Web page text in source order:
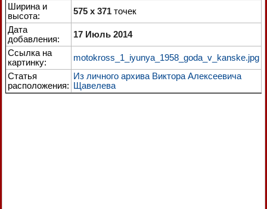
Ширина и
высота:
575 x 371 точек
Дата
добавления:
17 Июль 2014
Ссылка на
картинку:
motokross_1_iyunya_1958_goda_v_kanske.jpg
Статья
расположения:
Из личного архива Виктора Алексеевича
Щавелева